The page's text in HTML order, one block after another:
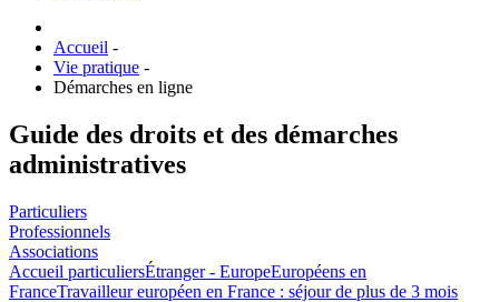
Accueil -
Vie pratique -
Démarches en ligne
Guide des droits et des démarches
administratives
Particuliers
Professionnels
Associations
Accueil particuliersÉtranger - EuropeEuropéens en
FranceTravailleur européen en France : séjour de plus de 3 mois